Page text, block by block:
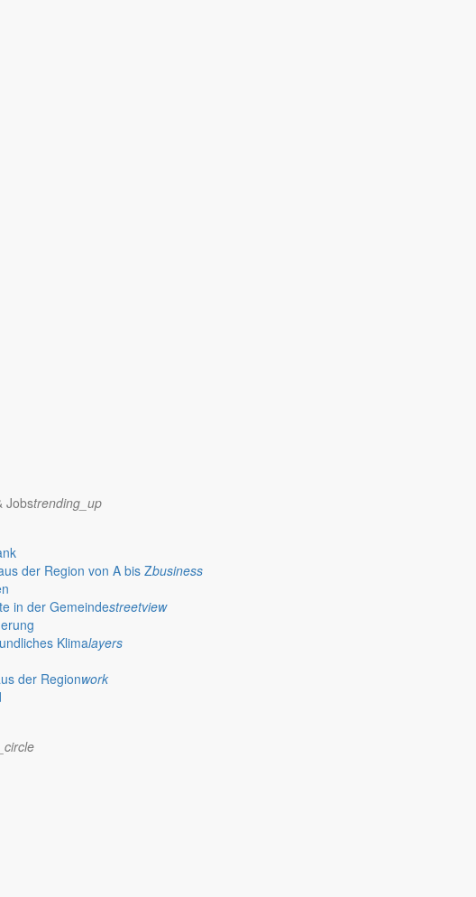
Jobstrending_up
der Region von A bis Zbusiness
in der Gemeindestreetview
Klimalayers
der Regionwork